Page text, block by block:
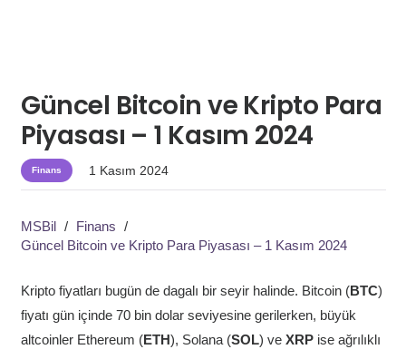
Güncel Bitcoin ve Kripto Para
Piyasası – 1 Kasım 2024
Finans 1 Kasım 2024
MSBil / Finans /
Güncel Bitcoin ve Kripto Para Piyasası – 1 Kasım 2024
Kripto fiyatları bugün de dagalı bir seyir halinde. Bitcoin (BTC)
fiyatı gün içinde 70 bin dolar seviyesine gerilerken, büyük
altcoinler Ethereum (ETH), Solana (SOL) ve XRPise ağrılıklı